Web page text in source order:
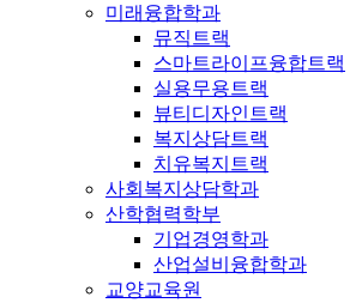
미래융합학과
뮤직트랙
스마트라이프융합트랙
실용무용트랙
뷰티디자인트랙
복지상담트랙
치유복지트랙
사회복지상담학과
산학협력학부
기업경영학과
산업설비융합학과
교양교육원